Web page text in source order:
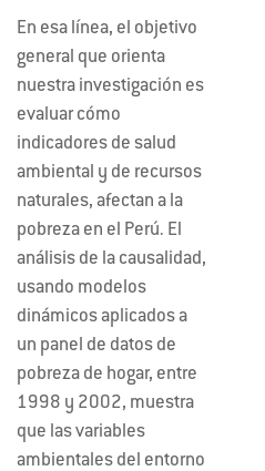
En esa línea, el objetivo
general que orienta
nuestra investigación es
evaluar cómo
indicadores de salud
ambiental y de recursos
naturales, afectan a la
pobreza en el Perú. El
análisis de la causalidad,
usando modelos
dinámicos aplicados a
un panel de datos de
pobreza de hogar, entre
1998 y 2002, muestra
que las variables
ambientales del entorno